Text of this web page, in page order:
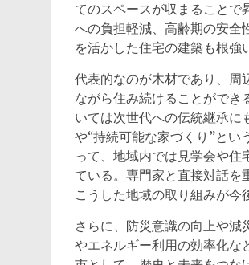
てのスペースが収まることで
への負担軽減、高齢期の安全
を活かした住宅の建築も根強
代表的なのが木材であり、周
ながら住み続けることができ
いては次世代への伝統継承に
や“持続可能な家づくり”とい
って、地域内では見学会や
ている。専門家と直接対話を
こうした地域の取り組みが今
さらに、防災意識の向上や
やエネルギー利用の効率化な